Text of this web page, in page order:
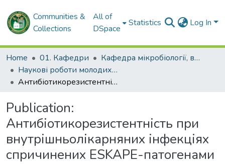
Communities &
Collections
All of
DSpace
Statistics Log In
Home 01. Кафедри
Кафедра мікробіології, вірусології та імунології імені професора Д.П. Гриньова
Наукові роботи молодих дослідників. Кафедра мікробіології, вірусології та імунології імені професора Д.П. Гриньова
Антибіотикорезистентність при внутрішньолікарняних інфекціях спричинених ESKAPE-патогенами
Publication:
Антибіотикорезистентність при
внутрішньолікарняних інфекціях
спричинених ESKAPE-патогенами